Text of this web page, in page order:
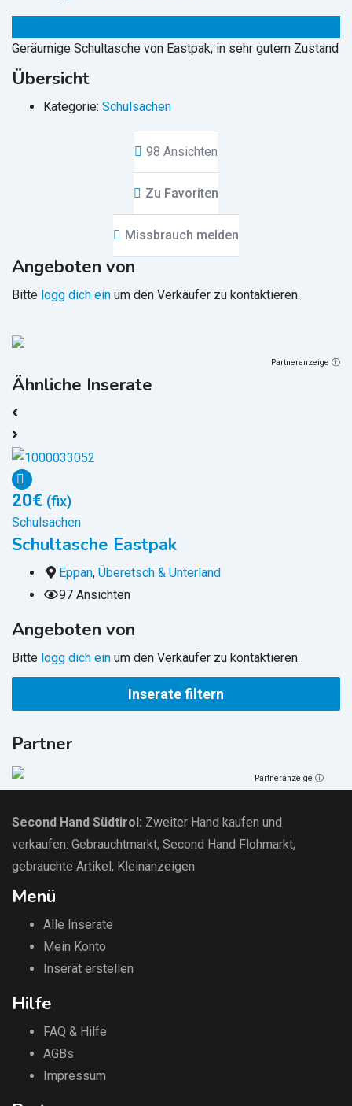
Geräumige Schultasche von Eastpak; in sehr gutem Zustand
Übersicht
Kategorie: Schulsachen
98 Ansichten
Zu Favoriten
Missbrauch melden
Angeboten von
Bitte logg dich ein um den Verkäufer zu kontaktieren.
Partneranzeige ⓘ
Ähnliche Inserate
20€ (fix)
Schulsachen
Schultasche Eastpak
Eppan, Überetsch & Unterland
97 Ansichten
Angeboten von
Bitte logg dich ein um den Verkäufer zu kontaktieren.
Inserate filtern
Partner
Partneranzeige ⓘ
Second Hand Südtirol: Zweiter Hand kaufen und
verkaufen: Gebrauchtmarkt, Second Hand Flohmarkt,
gebrauchte Artikel, Kleinanzeigen
Menü
Alle Inserate
Mein Konto
Inserat erstellen
Hilfe
FAQ & Hilfe
AGBs
Impressum